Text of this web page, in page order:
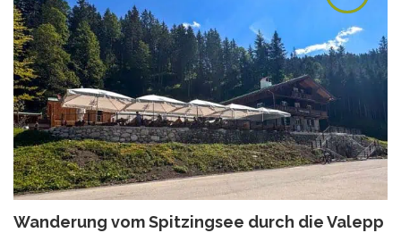
Wanderung vom Spitzingsee durch die Valepp